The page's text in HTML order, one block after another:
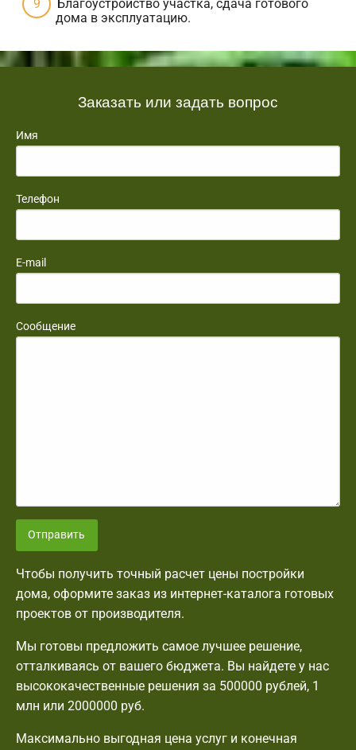
Благоустройство участка, сдача готового
дома в эксплуатацию.
Заказать или задать вопрос
Имя
Телефон
E-mail
Сообщение
Отправить
Чтобы получить точный расчет цены постройки
дома, оформите заказ из интернет-каталога готовых
проектов от производителя.
Мы готовы предложить самое лучшее решение,
отталкиваясь от вашего бюджета. Вы найдете у нас
высококачественные решения за 500000 рублей, 1
млн или 2000000 руб.
Максимально выгодная цена услуг и конечная